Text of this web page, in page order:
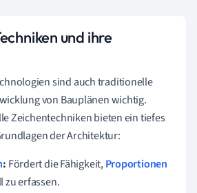
und ihre
sind auch traditionelle
von Bauplänen wichtig.
Zeichentechniken bieten ein tiefes
der Architektur:
: Fördert die Fähigkeit,Proportionen
zu erfassen.